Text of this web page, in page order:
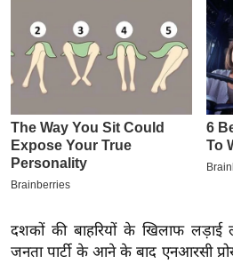
म
ई
पे
प
र
मि
ल
दशकों की बाहरियों के खिलाफ
जनता पार्टी के आने के बाद एनआरसी